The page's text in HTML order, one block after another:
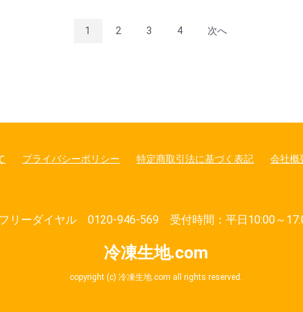
1 2 3 4 次へ
プライバシーポリシー 特定商取引法に基づく表記 会社概
フリーダイヤル 0120-946-569 受付時間：平日10:00～
冷凍生地.com
copyright (c) 冷凍生地.com all rights reserved.